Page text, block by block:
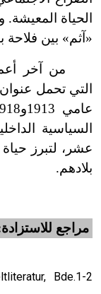
الحياة
«آثم» بين فلاحة
من آخر
التي تحمل عنوان
السياسية
عشر، لتبرز
بلادهم.
مراجع
Bde.1-2